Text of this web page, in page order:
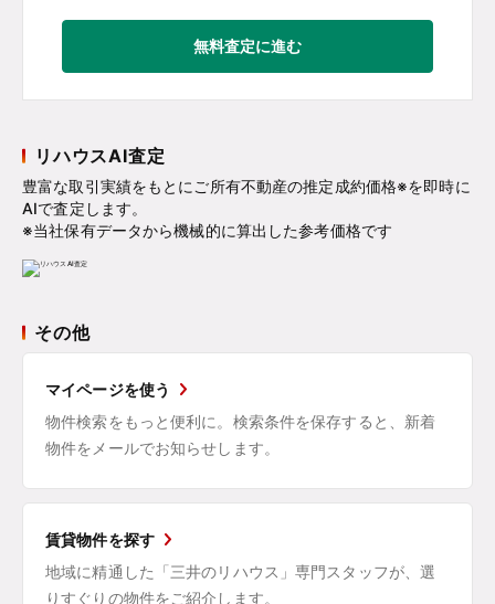
無料査定に進む
リハウスAI査定
豊富な取引実績をもとにご所有不動産の推定成約価格※を即時に
AIで査定します。
※当社保有データから機械的に算出した参考価格です
その他
マイページを使う
物件検索をもっと便利に。検索条件を保存すると、新着
物件をメールでお知らせします。
賃貸物件を探す
地域に精通した「三井のリハウス」専門スタッフが、選
りすぐりの物件をご紹介します。